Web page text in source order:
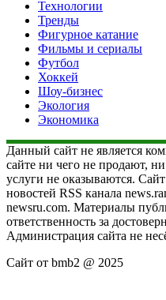
Технологии
Тренды
Фигурное катание
Фильмы и сериалы
Футбол
Хоккей
Шоу-бизнес
Экология
Экономика
Данный сайт не является
сайте ни чего не продают,
услуги не оказываются.
новостей RSS канала
newsru.com. Материалы
ответственность за
Администрация сайта не
Сайт от bmb2 @ 2025